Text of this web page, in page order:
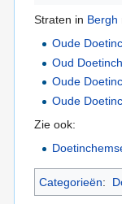
Straten in Bergh
Oude
Oud
Oude
Oude
Zie ook:
Categorieën: